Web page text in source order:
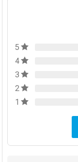
5
4
3
2
1